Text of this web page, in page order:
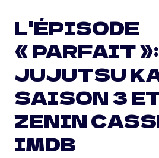
L'ÉPISODE
« PARFAIT »:
JUJUTSU
SAISON 3
ZENIN
IMDB